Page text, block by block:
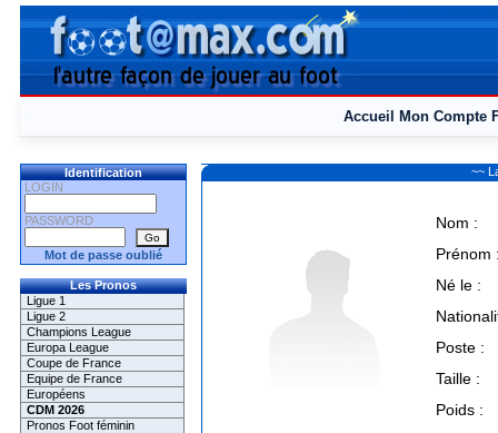
Accueil Mon Compte
Identification
LOGIN
PASSWORD
Mot de passe oublié
Les Pronos
Ligue 1
Ligue 2
Champions League
Europa League
Coupe de France
Equipe de France
Européens
CDM 2026
Pronos Foot féminin
~~
Nom :
Prénom
Né le :
Poste :
Taille :
Poids :